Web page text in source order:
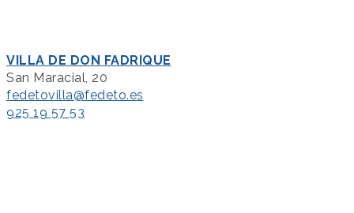
VILLA DE DON FADRIQUE
San Maracial, 20
fedetovilla@fedeto.es
925 19 57 53